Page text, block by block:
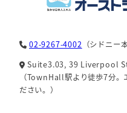
02-9267-4002 （シドニー
Suite3.03, 39 Liverpool
（TownHall駅より徒歩7分
ださい。）